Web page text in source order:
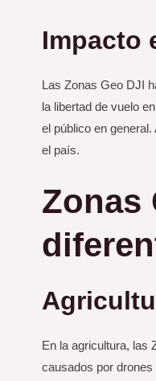
Impacto
Las Zonas Geo DJI
la libertad de vuelo
el público en
el país.
Zonas
En la agricultura, las
causados por